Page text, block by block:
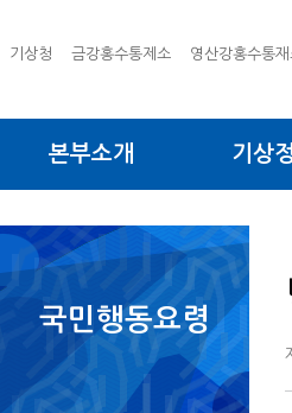
기상청 금강홍수통제소 영산강홍수통
본부소개 기상
국민행동요령